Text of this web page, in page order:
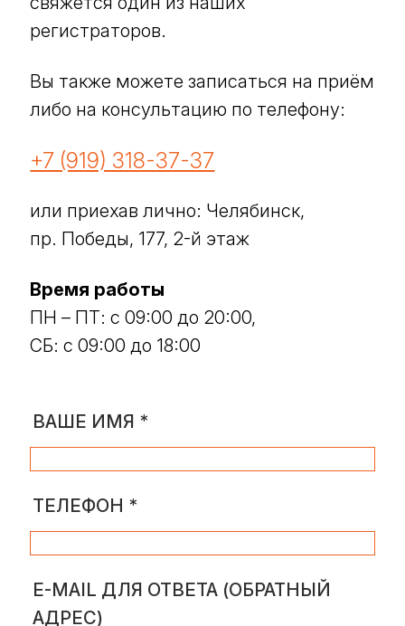
регистраторов.
Вы также можете записаться на приём
либо на консультацию по телефону:
+7 (919) 318-37-37
или приехав лично: Челябинск,
пр. Победы, 177, 2-й этаж
Время работы
ПН – ПТ: с 09:00 до 20:00,
СБ: с 09:00 до 18:00
ВАШЕ ИМЯ *
ТЕЛЕФОН *
E-MAIL ДЛЯ ОТВЕТА (ОБРАТНЫЙ
АДРЕС)